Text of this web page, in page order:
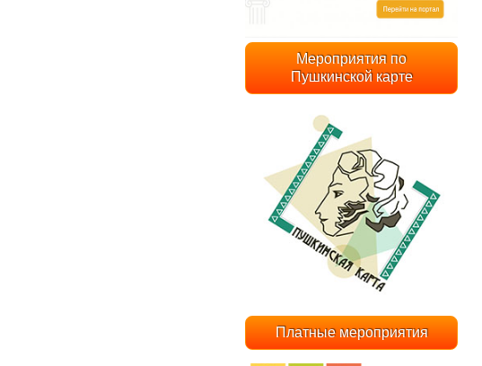
Мероприятия по
Пушкинской карте
Платные мероприятия